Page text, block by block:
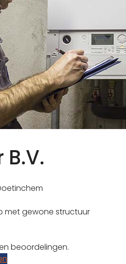
met gewone structuur
beoordelingen.